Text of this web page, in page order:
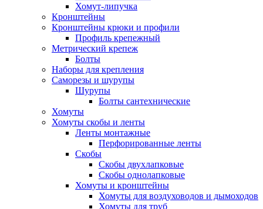
Хомут-липучка
Кронштейны
Кронштейны крюки и профили
Профиль крепежный
Метрический крепеж
Болты
Наборы для крепления
Саморезы и шурупы
Шурупы
Болты сантехнические
Хомуты
Хомуты скобы и ленты
Ленты монтажные
Перфорированные ленты
Скобы
Скобы двухлапковые
Скобы однолапковые
Хомуты и кронштейны
Хомуты для воздуховодов и дымоходов
Хомуты для труб